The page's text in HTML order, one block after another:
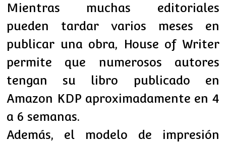
Mientras muchas editoriales
pueden tardar varios meses en
publicar una obra, House of Writer
permite que numerosos autores
tengan su libro publicado en
Amazon KDP aproximadamente en 4
a 6 semanas.
Además, el modelo de impresión